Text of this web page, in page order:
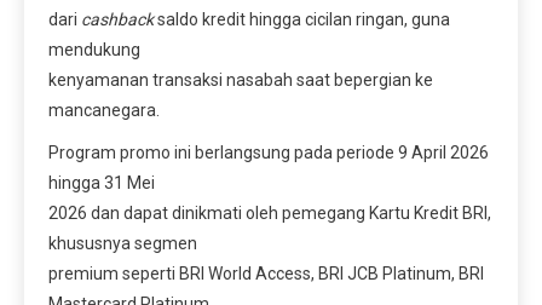
dari cashbacksaldo kredit hingga cicilan ringan, guna
mendukung
kenyamanan transaksi nasabah saat bepergian ke
mancanegara.
Program promo ini berlangsung pada periode 9 April 2026
hingga 31 Mei
2026 dan dapat dinikmati oleh pemegang Kartu Kredit BRI,
khususnya segmen
premium seperti BRI World Access, BRI JCB Platinum, BRI